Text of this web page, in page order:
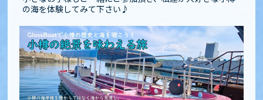
の海を体験してみて下さい♪